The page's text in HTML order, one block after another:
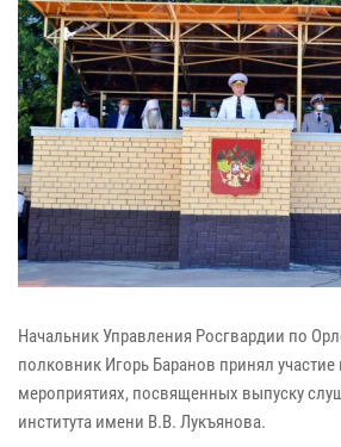
Начальник Управления Росгвардии по
полковник Игорь Баранов принял
мероприятиях, посвященных выпуску
института имени В.В. Лукъянова.